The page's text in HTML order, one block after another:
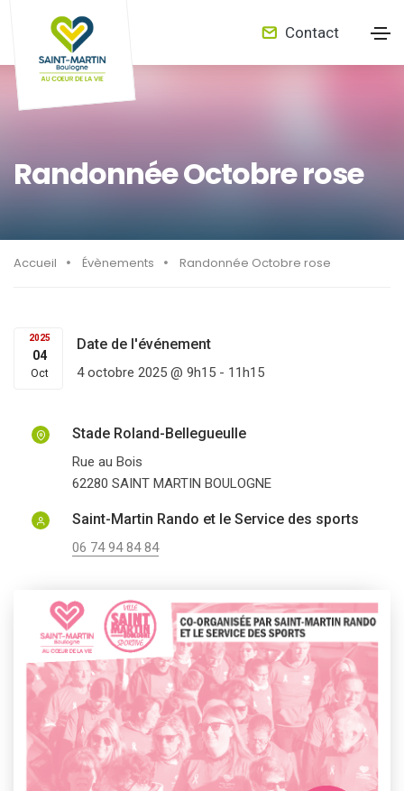
Contact
Randonnée Octobre rose
Accueil Évènements Randonnée Octobre rose
2025
04
Oct
Date de l'événement
4 octobre 2025 @ 9h15 - 11h15
Stade Roland-Bellegueulle
Rue au Bois
62280 SAINT MARTIN BOULOGNE
Saint-Martin Rando et le Service des sports
06 74 94 84 84